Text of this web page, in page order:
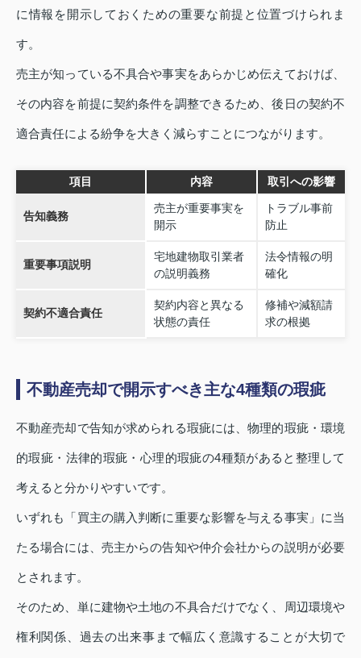
に情報を開示しておくための重要な前提と位置づけられま
す。
売主が知っている不具合や事実をあらかじめ伝えておけば、
その内容を前提に契約条件を調整できるため、後日の契約不
適合責任による紛争を大きく減らすことにつながります。
項目 内容 取引への影響
告知義務
売主が重要事実を
開示
トラブル事前
防止
重要事項説明
宅地建物取引業者
の説明義務
法令情報の明
確化
契約不適合責任
契約内容と異なる
状態の責任
修補や減額請
求の根拠
不動産売却で開示すべき主な4種類の瑕疵
不動産売却で告知が求められる瑕疵には、物理的瑕疵・環境
的瑕疵・法律的瑕疵・心理的瑕疵の4種類があると整理して
考えると分かりやすいです。
いずれも「買主の購入判断に重要な影響を与える事実」に当
たる場合には、売主からの告知や仲介会社からの説明が必要
とされます。
そのため、単に建物や土地の不具合だけでなく、周辺環境や
権利関係、過去の出来事まで幅広く意識することが大切で